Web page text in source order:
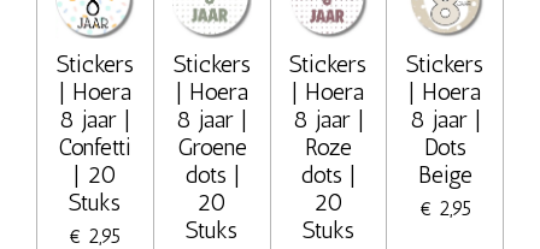
Stickers
| Hoera
8 jaar |
Confetti
| 20
Stuks
€ 2,95
Stickers
| Hoera
8 jaar |
Groene
dots |
20
Stuks
Stickers
| Hoera
8 jaar |
Roze
dots |
20
Stuks
Stickers
| Hoera
8 jaar |
Dots
Beige
€ 2,95